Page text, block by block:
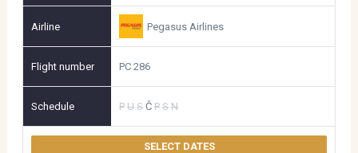
Pegasus Airlines
PC 286
P U S Č P S N
SELECT DATES